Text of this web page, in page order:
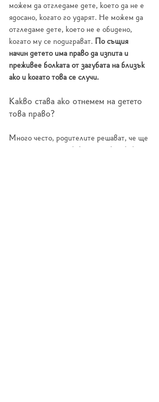
можем да отгледаме дете, което да не е
ядосано, когато го ударят. Не можем да
отгледаме дете, което не е обидено,
когато му се подиграват. По същия
начин детето има право да изпита и
преживее болката от загубата на близък
ако и когато това се случи.
Какво става ако отнемем на детето
това право?
Много често, родителите решават, че ще
спестят на детето факта, че някоя баба